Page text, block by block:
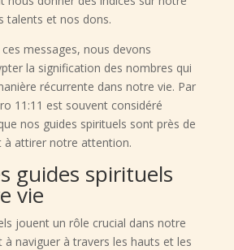
talents et nos dons.
messages, nous devons
la signification des nombres qui
récurrente dans notre vie. Par
11:11 est souvent considéré
nos guides spirituels sont près de
à attirer notre attention.
guides spirituels
vie
jouent un rôle crucial dans notre
à naviguer à travers les hauts et les